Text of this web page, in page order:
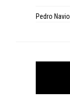
Pedro Navio